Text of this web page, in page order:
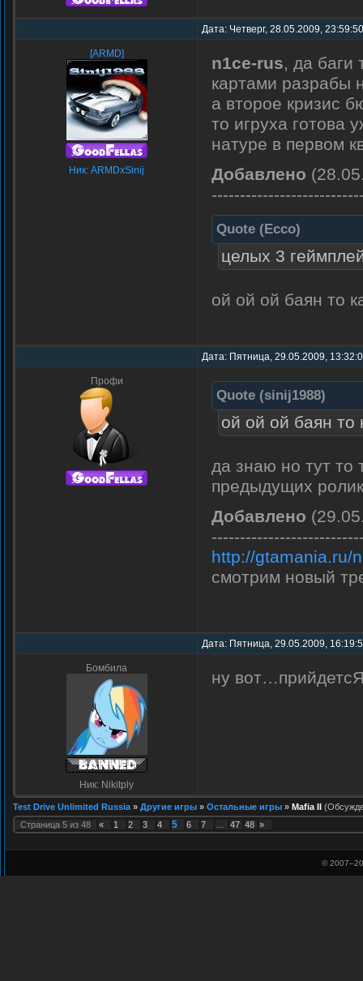
Дата: Четверг, 28.05.2009,
[ARMD]
Ник: ARMDxSinij
n1ce-rus, да баги
картами разрабы
а второе кризис
то игруха готова
натуре в первом
Добавлено
Quote (Ecco)
целых 3
ой ой ой баян то
Дата: Пятница, 29.05.2009,
Профи
Quote (sinij1988)
ой ой ой баян то
да знаю но тут то
предыдущих
Добавлено
http://gtamania.ru/
смотрим новый
Дата: Пятница, 29.05.2009,
Бомбила
Ник: Nikitply
ну
Test Drive Unlimited Russia » Другие игры » Остальные игры » Mafia II
Страница 5 из 48 « 1 2 3 4 5 6 7 47 48 »
© 2007–